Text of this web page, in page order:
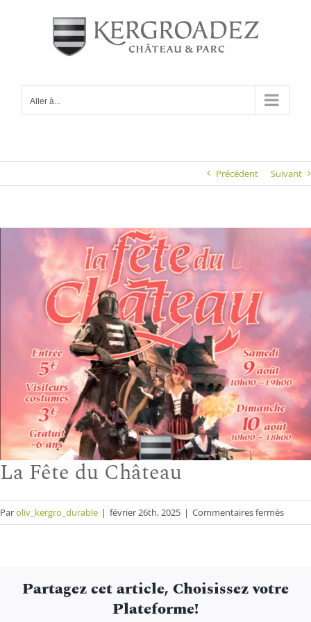
Aller à...
Précédent Suivant
La Fête du Château
Paroliv_kergro_durable | février 26th, 2025 | Commentaires ferméssur
La
Partagez cet article, Choisissez votre
Plateforme!